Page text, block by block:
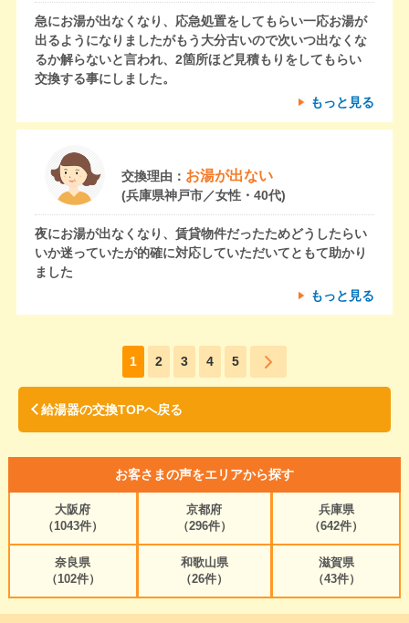
急にお湯が出なくなり、応急処置をしてもらい一応お湯が
出るようになりましたがもう大分古いので次いつ出なくな
るか解らないと言われ、2箇所ほど見積もりをしてもらい
交換する事にしました。
もっと見る
交換理由： お湯が出ない
(兵庫県神戸市／女性・40代)
夜にお湯が出なくなり、賃貸物件だったためどうしたらい
いか迷っていたが的確に対応していただいてともて助かり
ました
もっと見る
1 2 3 4 5
給湯器の交換TOPへ戻る
お客さまの声をエリアから探す
大阪府
（1043件）
京都府
（296件）
兵庫県
（642件）
奈良県
（102件）
和歌山県
（26件）
滋賀県
（43件）